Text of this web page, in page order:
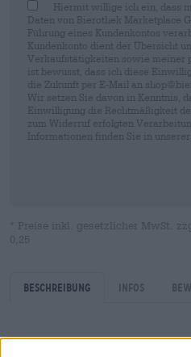
Hiermit willige ich ein, dass
Daten von Bierothek Marketplace
Führung eines Kundenkontos
Kundenkonto dient der Übersicht
Verkaufstätigkeiten sowie meiner
ist bewusst, dass ich diese
die Zukunft per E-Mail an
Wir setzen Sie davon in Kenntnis,
Einwilligung die Rechtmäßigkeit
zum Widerruf erfolgten
Informationen finden Sie in unserer
* Preise inkl. gesetzlicher MwSt.
0,25
Beschreibung Infos